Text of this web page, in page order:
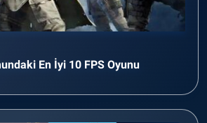
En İyi 10 FPS Oyunu